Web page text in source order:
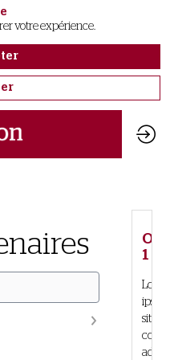
1
sit
votre expérience.